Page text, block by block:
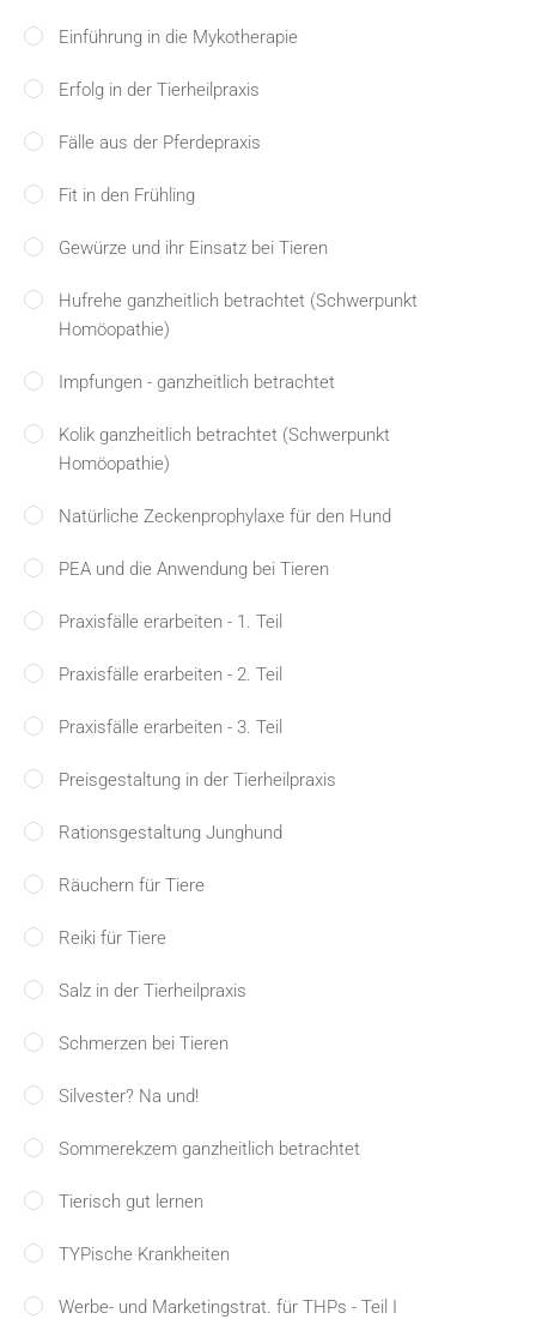
Einführung in die Mykotherapie
Erfolg in der Tierheilpraxis
Fälle aus der Pferdepraxis
Fit in den Frühling
Gewürze und ihr Einsatz bei Tieren
Hufrehe ganzheitlich betrachtet (Schwerpunkt
Homöopathie)
Impfungen - ganzheitlich betrachtet
Kolik ganzheitlich betrachtet (Schwerpunkt
Homöopathie)
Natürliche Zeckenprophylaxe für den Hund
PEA und die Anwendung bei Tieren
Praxisfälle erarbeiten - 1. Teil
Praxisfälle erarbeiten - 2. Teil
Praxisfälle erarbeiten - 3. Teil
Preisgestaltung in der Tierheilpraxis
Rationsgestaltung Junghund
Räuchern für Tiere
Reiki für Tiere
Salz in der Tierheilpraxis
Schmerzen bei Tieren
Silvester? Na und!
Sommerekzem ganzheitlich betrachtet
Tierisch gut lernen
TYPische Krankheiten
Werbe- und Marketingstrat. für THPs - Teil I